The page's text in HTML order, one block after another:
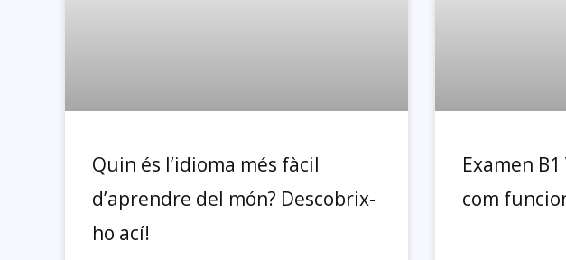
Quin és l’idioma més fàcil
d’aprendre del món? Descobrix-
ho ací!
Examen
com